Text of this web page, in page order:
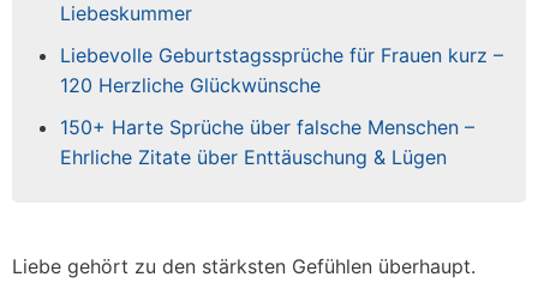
Liebeskummer
Liebevolle Geburtstagssprüche für Frauen kurz –
120 Herzliche Glückwünsche
150+ Harte Sprüche über falsche Menschen –
Ehrliche Zitate über Enttäuschung & Lügen
Liebe gehört zu den stärksten Gefühlen überhaupt.